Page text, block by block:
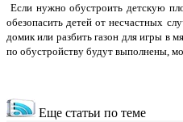
Если нужно обустроить детскую
обезопасить детей от несчастных
домик или разбить газон для игры в
по обустройству будут выполнены,
Еще статьи по теме